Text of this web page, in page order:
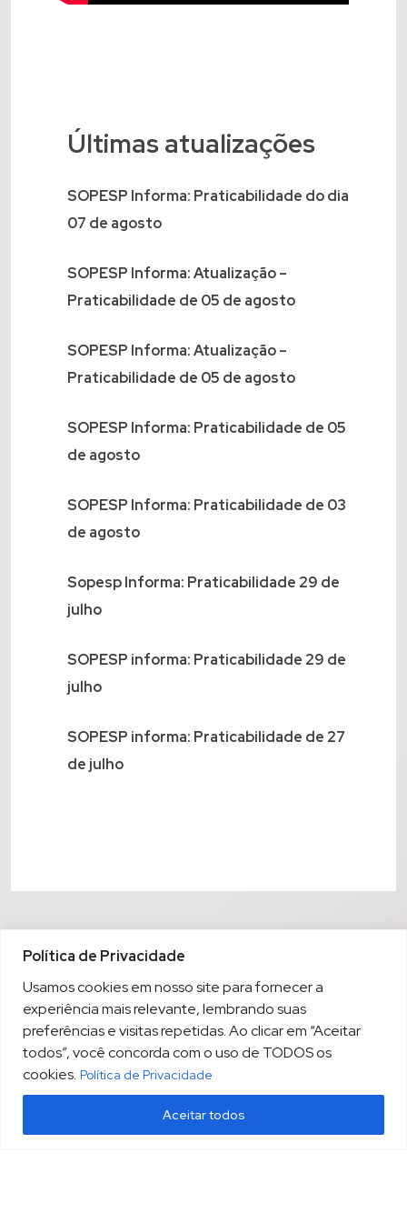
Política de Privacidade
Usamos cookies em nosso site para fornecer a
experiência mais relevante, lembrando suas
preferências e visitas repetidas. Ao clicar em “Aceitar
todos”, você concorda com o uso de TODOS os
cookies. Política de Privacidade
Aceitar todos
Últimas atualizações
SOPESP Informa: Praticabilidade do dia
07 de agosto
SOPESP Informa: Atualização –
Praticabilidade de 05 de agosto
SOPESP Informa: Atualização –
Praticabilidade de 05 de agosto
SOPESP Informa: Praticabilidade de 05
de agosto
SOPESP Informa: Praticabilidade de 03
de agosto
Sopesp Informa: Praticabilidade 29 de
julho
SOPESP informa: Praticabilidade 29 de
julho
SOPESP informa: Praticabilidade de 27
de julho